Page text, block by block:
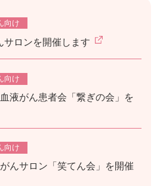
向け
サロンを開催します
向け
液がん患者会「繋ぎの会」を
向け
んサロン「笑てん会」を開催